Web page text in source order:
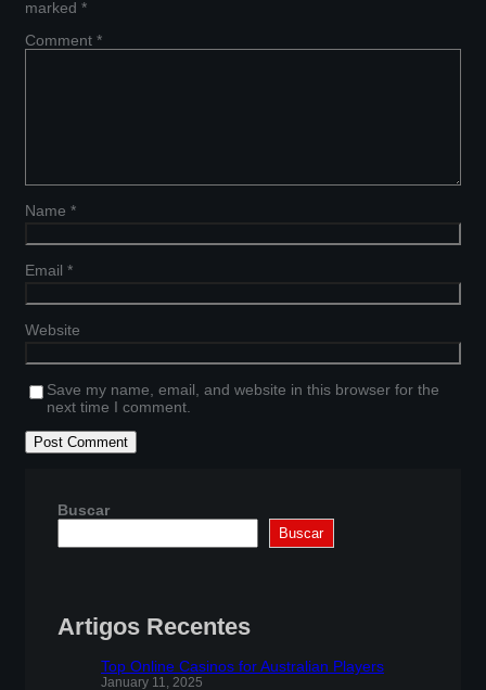
marked *
Comment *
Name *
Email *
Website
Save my name, email, and website in this browser for the
next time I comment.
Buscar
Buscar
Artigos Recentes
Top Online Casinos for Australian Players
January 11, 2025